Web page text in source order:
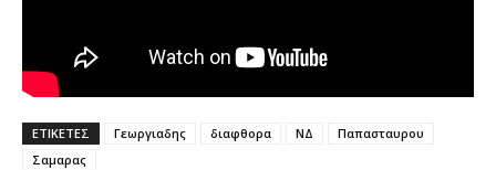
ΕΤΙΚΕΤΕΣ Γεωργιαδης διαφθορα ΝΔ
Παπασταυρου
Σαμαρας